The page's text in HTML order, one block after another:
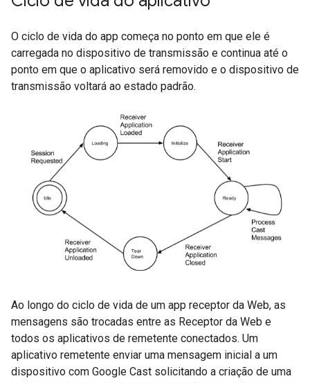
O ciclo de vida do app começa no ponto em que ele é
carregada no dispositivo de transmissão e continua até o
ponto em que o aplicativo será removido e o dispositivo de
transmissão voltará ao estado padrão.
Ao longo do ciclo de vida de um app receptor da Web, as
mensagens são trocadas entre as Receptor da Web e
todos os aplicativos de remetente conectados. Um
aplicativo remetente enviar uma mensagem inicial a um
dispositivo com Google Cast solicitando a criação de uma